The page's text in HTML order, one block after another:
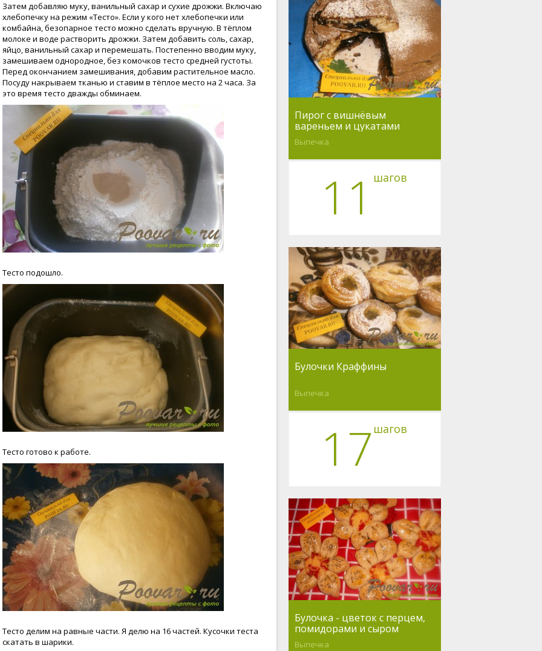
Затем добавляю муку, ванильный сахар и сухие дрожжи. Включаю
хлебопечку на режим «Тесто». Если у кого нет хлебопечки или
комбайна, безопарное тесто можно сделать вручную. В тёплом
молоке и воде растворить дрожжи. Затем добавить соль, сахар,
яйцо, ванильный сахар и перемешать. Постепенно вводим муку,
замешиваем однородное, без комочков тесто средней густоты.
Перед окончанием замешивания, добавим растительное масло.
Посуду накрываем тканью и ставим в тёплое место на 2 часа. За
это время тесто дважды обминаем.
Тесто подошло.
Тесто готово к работе.
Тесто делим на равные части. Я делю на 16 частей. Кусочки теста
скатать в шарики.
Пирог с вишнёвым
вареньем и цукатами
Выпечка
11 шагов
Булочки Краффины
Выпечка
17 шагов
Булочка - цветок с перцем,
помидорами и сыром
Выпечка